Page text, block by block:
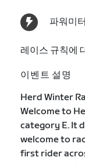
파워미
레이스 규칙에
이벤트 설명
Herd Winter
Welcome to
category E. It
welcome to
first rider